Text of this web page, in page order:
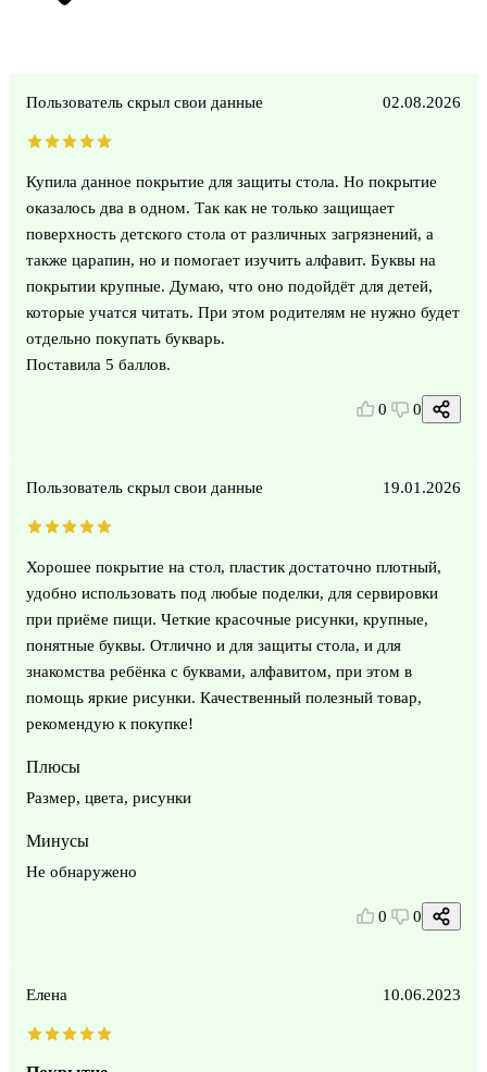
Пользователь скрыл свои данные 02.08.2026
Купила данное покрытие для защиты стола. Но покрытие
оказалось два в одном. Так как не только защищает
поверхность детского стола от различных загрязнений, а
также царапин, но и помогает изучить алфавит. Буквы на
покрытии крупные. Думаю, что оно подойдёт для детей,
которые учатся читать. При этом родителям не нужно будет
отдельно покупать букварь.
Поставила 5 баллов.
0 0
Пользователь скрыл свои данные 19.01.2026
Хорошее покрытие на стол, пластик достаточно плотный,
удобно использовать под любые поделки, для сервировки
при приёме пищи. Четкие красочные рисунки, крупные,
понятные буквы. Отлично и для защиты стола, и для
знакомства ребёнка с буквами, алфавитом, при этом в
помощь яркие рисунки. Качественный полезный товар,
рекомендую к покупке!
Плюсы
Размер, цвета, рисунки
Минусы
Не обнаружено
0 0
Елена 10.06.2023